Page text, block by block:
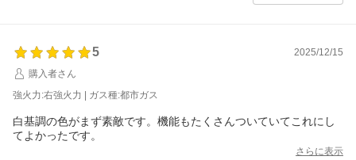
5
2025/12/15
購入者さん
強火力:右強火力 | ガス種:都市ガス
白基調の色がまず素敵です。機能もたくさんついていてこれにし
てよかったです。
さらに表示